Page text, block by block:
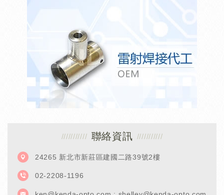
聯絡資訊
24265 新北市新莊區建國二路39號2樓
02-2208-1196